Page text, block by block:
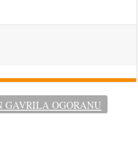
GAVRILA OGORANU